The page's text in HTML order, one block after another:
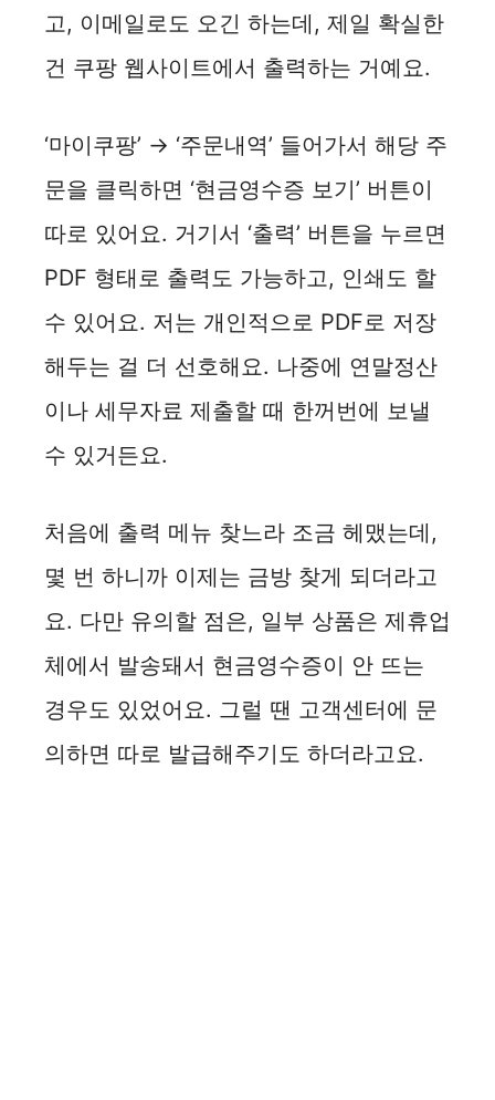
고, 이메일로도 오긴 하는데, 제일 확실한
건 쿠팡 웹사이트에서 출력하는 거예요.
‘마이쿠팡’ → ‘주문내역’ 들어가서 해당 주
문을 클릭하면 ‘현금영수증 보기’ 버튼이
따로 있어요. 거기서 ‘출력’ 버튼을 누르면
PDF 형태로 출력도 가능하고, 인쇄도 할
수 있어요. 저는 개인적으로 PDF로 저장
해두는 걸 더 선호해요. 나중에 연말정산
이나 세무자료 제출할 때 한꺼번에 보낼
수 있거든요.
처음에 출력 메뉴 찾느라 조금 헤맸는데,
몇 번 하니까 이제는 금방 찾게 되더라고
요. 다만 유의할 점은, 일부 상품은 제휴업
체에서 발송돼서 현금영수증이 안 뜨는
경우도 있었어요. 그럴 땐 고객센터에 문
의하면 따로 발급해주기도 하더라고요.